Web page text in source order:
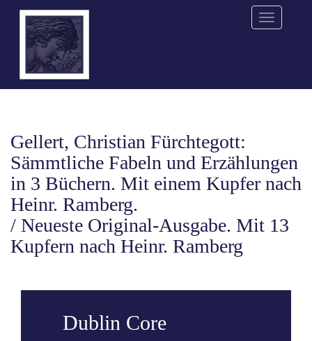
Menu
Gellert, Christian Fürchtegott:
Sämmtliche Fabeln und Erzählungen
in 3 Büchern. Mit einem Kupfer nach
Heinr. Ramberg.
/ Neueste Original-Ausgabe. Mit 13
Kupfern nach Heinr. Ramberg
Dublin Core